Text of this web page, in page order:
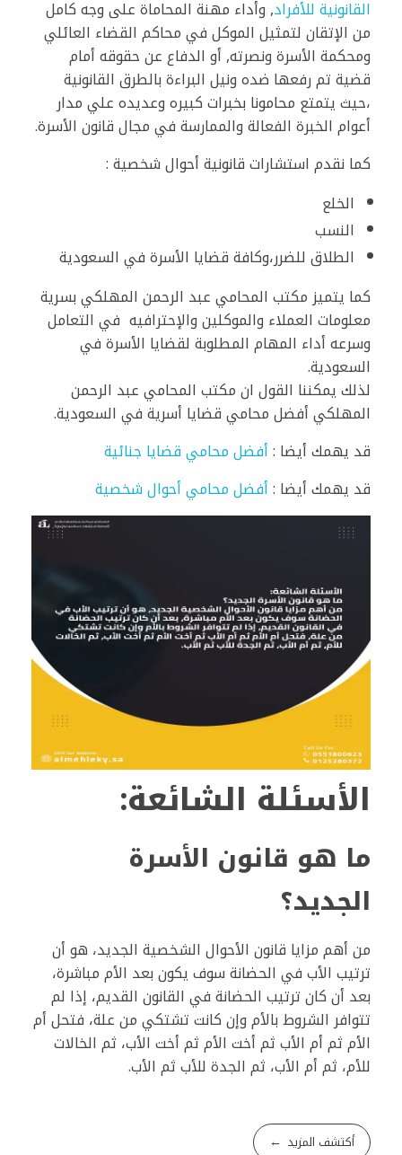
القانونية للأفراد, وأداء مهنة المحاماة على وجه كامل
من الإتقان لتمثيل الموكل في محاكم القضاء العائلي
ومحكمة الأسرة ونصرته, أو الدفاع عن حقوقه أمام
قضية تم رفعها ضده ونيل البراءة بالطرق القانونية
،حيث يتمتع محامونا بخبرات كبيره وعديده علي مدار
أعوام الخبرة الفعالة والممارسة في مجال قانون الأسرة.
كما نقدم استشارات قانونية أحوال شخصية :
الخلع
النسب
الطلاق للضرر،وكافة قضايا الأسرة في السعودية
كما يتميز مكتب المحامي عبد الرحمن المهلكي بسرية
معلومات العملاء والموكلين والإحترافيه في التعامل
وسرعه أداء المهام المطلوبة لقضايا الأسرة في
السعودية.
لذلك يمكننا القول ان مكتب المحامي عبد الرحمن
المهلكي أفضل محامي قضايا أسرية في السعودية.
قد يهمك أيضا :أفضل محامي قضايا جنائية
قد يهمك أيضا :أفضل محامي أحوال شخصية
الأسئلة الشائعة:
ما هو قانون الأسرة
الجديد؟
من أهم مزايا قانون الأحوال الشخصية الجديد، هو أن
ترتيب الأب في الحضانة سوف يكون بعد الأم مباشرة،
بعد أن كان ترتيب الحضانة في القانون القديم، إذا لم
تتوافر الشروط بالأم وإن كانت تشتكي من علة، فتحل أم
الأم ثم أم الأب ثم أخت الأم ثم أخت الأب، ثم الخالات
للأم، ثم أم الأب، ثم الجدة للأب ثم الأب.
أكتشف المزيد